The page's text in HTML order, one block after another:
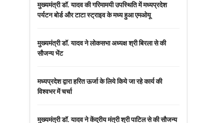
मुख्यमंत्री डॉ. यादव की गरिमामयी उपस्थिति में मध्यप्रदेश
पर्यटन बोर्ड और टाटा स्ट्राइव के मध्य हुआ एमओयू
मुख्यमंत्री डॉ. यादव ने लोकसभा अध्यक्ष श्री बिरला से की
सौजन्य भेंट
मध्यप्रदेश द्वारा हरित ऊर्जा के लिये किये जा रहे कार्य की
विश्वभर में चर्चा
मुख्यमंत्री डॉ. यादव ने केंद्रीय मंत्री श्री पाटिल से की सौजन्य